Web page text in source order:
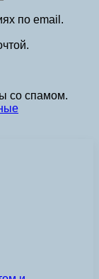
по email.
со спамом.